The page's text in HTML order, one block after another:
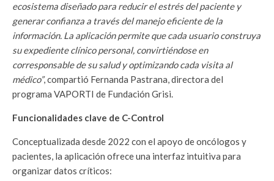
ecosistema diseñado para reducir el estrés del paciente y
generar confianza a través del manejo eficiente de la
información. La aplicación permite que cada usuario construya
su expediente clínico personal, convirtiéndose en
corresponsable de su salud y optimizando cada visita al
médico”, compartió Fernanda Pastrana, directora del
programa VAPORTI de Fundación Grisi.
Funcionalidades clave de C-Control
Conceptualizada desde 2022 con el apoyo de oncólogos y
pacientes, la aplicación ofrece una interfaz intuitiva para
organizar datos críticos: